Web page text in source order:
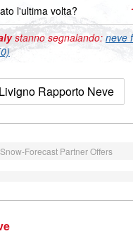
l'ultima volta?
stanno segnalando: neve
Livigno Rapporto Neve
Snow-Forecast Partner Offers